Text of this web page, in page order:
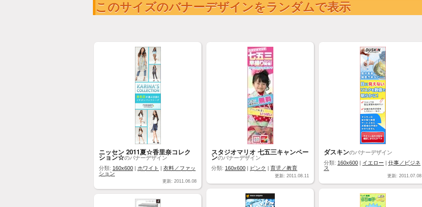
このサイズのバナーデザインをランダムで表示
ニッセン 2011夏☆香里奈コレク
ション☆のバナーデザイン
分類: 160x600 | ホワイト | 衣料／ファッ
ション
更新: 2011.06.08
スタジオマリオ 七五三キャンペー
ンのバナーデザイン
分類: 160x600 | ピンク | 育児／教育
更新: 2011.08.11
ダスキンのバナーデザイン
分類: 160x600 | イエロー | 仕事／ビジネ
ス
更新: 2011.07.08